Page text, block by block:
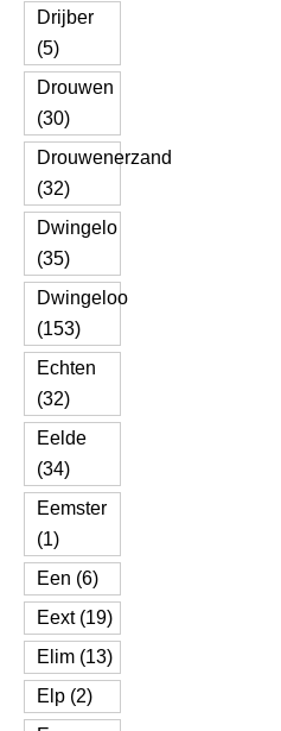
Drijber
(5)
Drouwen
(30)
Drouwenerzand
(32)
Dwingelo
(35)
Dwingeloo
(153)
Echten
(32)
Eelde
(34)
Eemster
(1)
Een (6)
Eext (19)
Elim (13)
Elp (2)